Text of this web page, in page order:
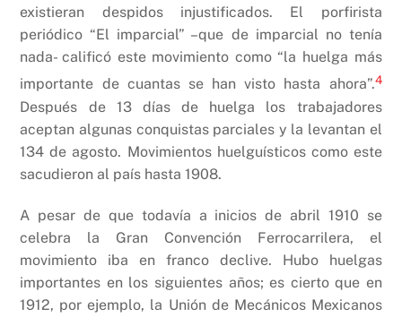
existieran despidos injustificados. El porfirista
periódico “El imparcial” –que de imparcial no tenía
nada- calificó este movimiento como “la huelga más
importante de cuantas se han visto hasta ahora”.4
Después de 13 días de huelga los trabajadores
aceptan algunas conquistas parciales y la levantan el
134 de agosto. Movimientos huelguísticos como este
sacudieron al país hasta 1908.
A pesar de que todavía a inicios de abril 1910 se
celebra la Gran Convención Ferrocarrilera, el
movimiento iba en franco declive. Hubo huelgas
importantes en los siguientes años; es cierto que en
1912, por ejemplo, la Unión de Mecánicos Mexicanos